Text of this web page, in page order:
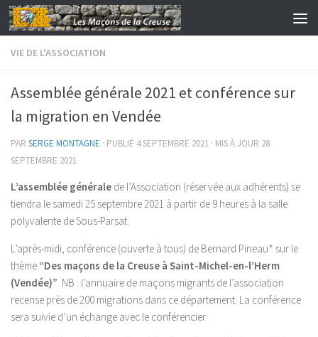
Skip to content
VIE DE L'ASSOCIATION
Assemblée générale 2021 et conférence sur
la migration en Vendée
PAR SERGE MONTAGNE · PUBLIÉ 4 SEPTEMBRE 2021 · MIS À JOUR 28
SEPTEMBRE 2021
L’assemblée générale de l’Association (réservée aux adhérents) se
tiendra le samedi 25 septembre 2021 à partir de 9 heures à la salle
polyvalente de Sous-Parsat.
L’après-midi, conférence (ouverte à tous) de Bernard Pineau* sur le
thème “Des maçons de la Creuse à Saint-Michel-en-l’Herm
(Vendée)”. NB : l’annuaire de maçons migrants de l’association
recense près de 200 migrations dans ce département. La conférence
sera suivie d’un échange avec le conférencier.